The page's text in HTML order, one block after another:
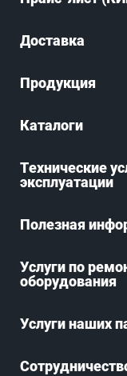
Доставка
Продукция
Каталоги
Технические
эксплуатации
Полезная
Услуги по
оборудования
Услуги наших